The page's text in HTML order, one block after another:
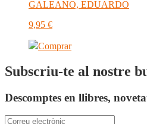
GALEANO, EDUARDO
9,95 €
Comprar
Subscriu-te al nostre
Descomptes en llibres,